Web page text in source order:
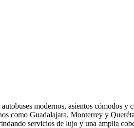
modernos, asientos cómodos
como Guadalajara, Monterrey y
servicios de lujo y una amplia